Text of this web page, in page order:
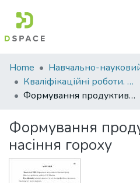
Communities
&
Collections
Statistics
Home
Кваліфікаційні роботи. ННІ агротехнологій, селекції та екології
Формування продуктивності насіння гороху
Формування
насіння гороху